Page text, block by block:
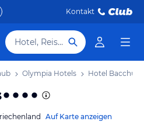
Kontakt
Hotel, Reiseziel
Olympia Hotels Hotel Bacchus
Auf Karte anzeigen